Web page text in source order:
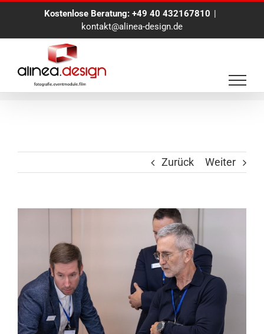
Kostenlose Beratung: +49 40 432167810 |
kontakt@alinea-design.de
Eventfotograf 20.10.2023
Zurück Weiter